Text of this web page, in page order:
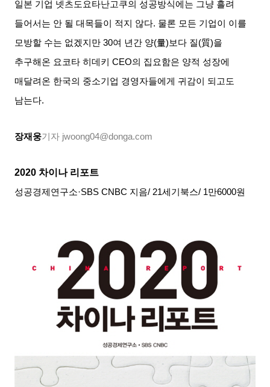
일본 기업 넷츠도요타난고쿠의 성공방식에는 그냥 흘려
들어서는 안 될 대목들이 적지 않다. 물론 모든 기업이 이를
모방할 수는 없겠지만 30여 년간 양(量)보다 질(質)을
추구해온 요코타 히데키
CEO의 집요함은 양적 성장에
매달려온 한국의 중소기업 경영자들에게 귀감이 되고도
남는다.
장재웅기자 jwoong04@donga.com
2020 차이나 리포트
성공경제연구소·SBS CNBC 지음/ 21세기북스/ 1만6000원